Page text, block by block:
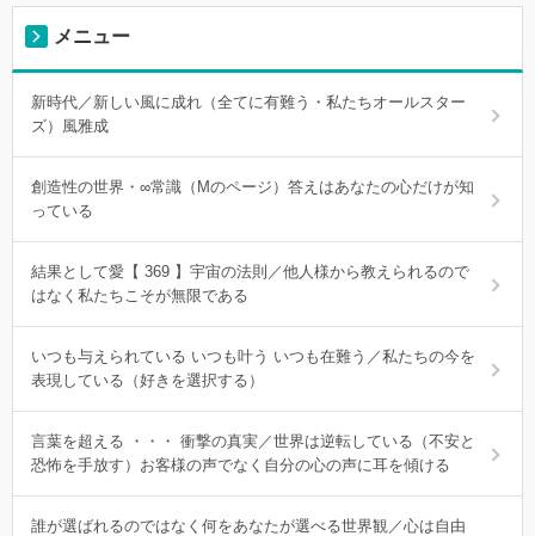
メニュー
新時代／新しい風に成れ（全てに有難う・私たちオールスター
ズ）風雅成
創造性の世界・∞常識（Mのページ）答えはあなたの心だけが知
っている
結果として愛【 369 】宇宙の法則／他人様から教えられるので
はなく私たちこそが無限である
いつも与えられている いつも叶う いつも在難う／私たちの今を
表現している（好きを選択する）
言葉を超える ・・・ 衝撃の真実／世界は逆転している（不安と
恐怖を手放す）お客様の声でなく自分の心の声に耳を傾ける
誰が選ばれるのではなく何をあなたが選べる世界観／心は自由